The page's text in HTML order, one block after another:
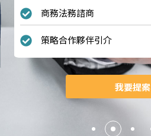
商務法務諮商
策略合作夥伴引介
募資媒合
我要提案